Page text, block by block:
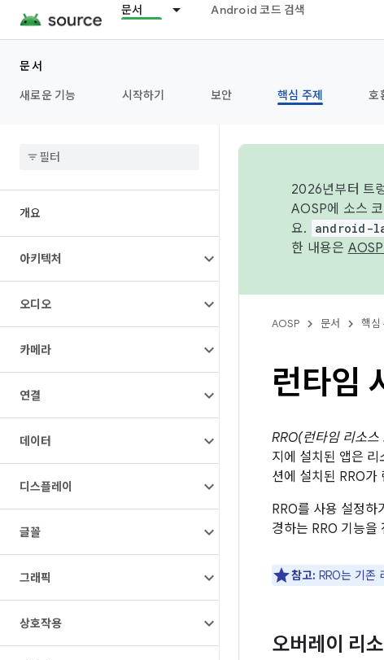
문서 Android 코드 검색
문서
새로운 기능
시작하기 보안 핵심 주제 호
개요
아키텍처
오디오
카메라
연결
데이터
디스플레이
글꼴
그래픽
상호작용
2026년부터 트
AOSP에 소스
요.
android-
한 내용은
AOSP 문서 핵심
런타임
RRO(런타임 리소스
지에 설치된 앱은
션에 설치된 RRO가
RRO를 사용 설정하
경하는 RRO 기능을
참고: RRO는 기존
오버레이 리